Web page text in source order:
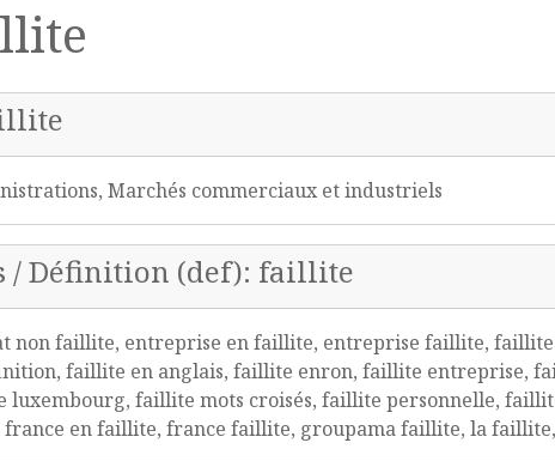
Marchés commerciaux et industriels
/ Définition (def): faillite
non faillite, entreprise en faillite, entreprise faillite,
faillite en anglais, faillite enron, faillite entreprise,
luxembourg, faillite mots croisés, faillite personnelle,
france en faillite, france faillite, groupama faillite, la